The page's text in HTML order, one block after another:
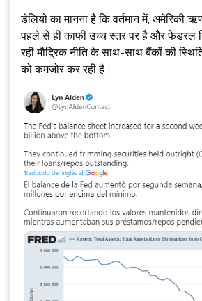
डेलियो का मानना ​​है कि वर्तमान में, अमेरिकी
पहले से ही काफी उच्च स्तर पर है और फेडरल
रही मौद्रिक नीति के साथ-साथ बैंकों की
को कमजोर कर रही है।